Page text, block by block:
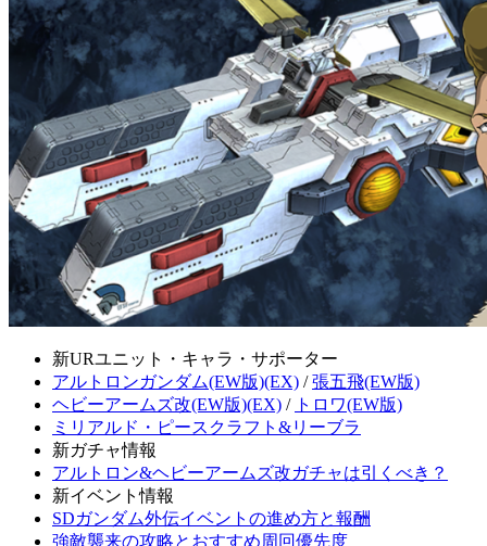
新URユニット・キャラ・サポーター
アルトロンガンダム(EW版)(EX) /張五飛(EW版)
ヘビーアームズ改(EW版)(EX) / トロワ(EW版)
ミリアルド・ピースクラフト&リーブラ
新ガチャ情報
アルトロン&ヘビーアームズ改ガチャは引くべき？
新イベント情報
SDガンダム外伝イベントの進め方と報酬
強敵襲来の攻略とおすすめ周回優先度